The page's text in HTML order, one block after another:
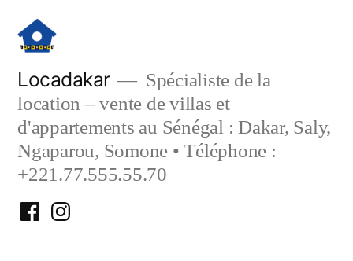
contenu
Locadakar
Spécialiste de la
location – vente de villas et
d'appartements au Sénégal : Dakar, Saly,
Ngaparou, Somone • Téléphone :
+221.77.555.55.70
FacebookInstagram